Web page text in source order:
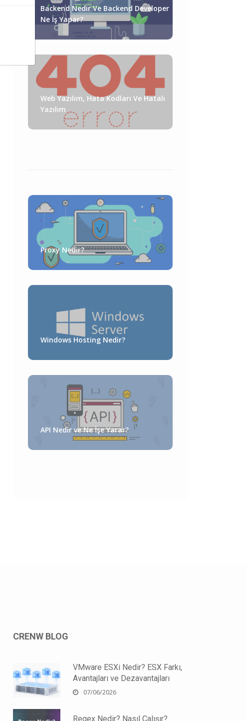
Backend Nedir Ve Backend Developer
Ne İş Yapar?
Web Yazılım, Hata Kodları Ve Hatalı
Yazılım
Proxy Nedir?
Windows Hosting Nedir?
API Nedir ve Ne İşe Yarar?
CRENW BLOG
VMware ESXi Nedir? ESX Farkı,
Avantajları ve Dezavantajları
07/06/2026
Regex Nedir? Nasıl Çalışır?